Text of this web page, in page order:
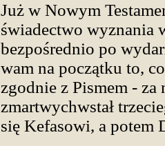
Już w Nowym
świadectwo wyznania
bezpośrednio po
wam na początku to,
zgodnie z Pismem - za
zmartwychwstał
się Kefasowi, a potem